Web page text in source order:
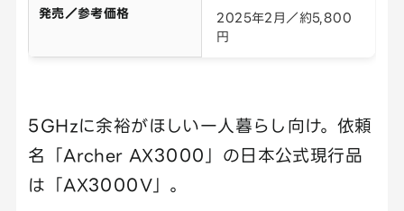
発売／参考価格
2025年2月／約5,800
円
5GHzに余裕がほしい一人暮らし向け。依頼
名「Archer AX3000」の日本公式現行品
は「AX3000V」。